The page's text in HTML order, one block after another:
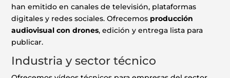
han emitido en canales de televisión, plataformas
digitales y redes sociales. Ofrecemos producción
audiovisual con drones, edición y entrega lista para
publicar.
Industria y sector técnico